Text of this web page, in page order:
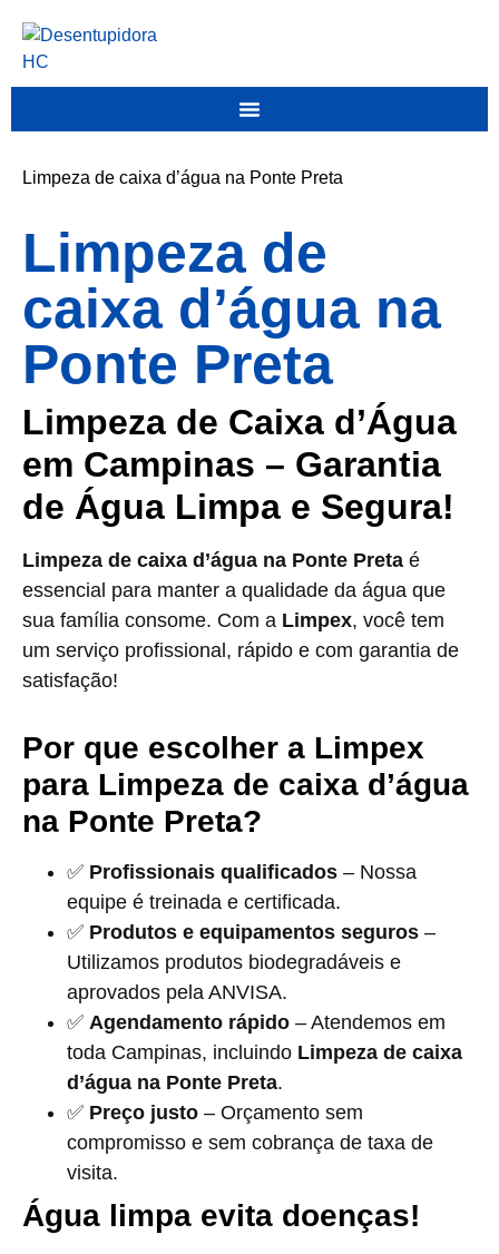
Limpeza de caixa d’água na Ponte Preta
Limpeza de
caixa d’água na
Ponte Preta
Limpeza de Caixa d’Água
em Campinas – Garantia
de Água Limpa e Segura!
Limpeza de caixa d’água na Ponte Preta é
essencial para manter a qualidade da água que
sua família consome. Com a Limpex, você tem
um serviço profissional, rápido e com garantia de
satisfação!
Por que escolher a Limpex
para Limpeza de caixa d’água
na Ponte Preta?
✅ Profissionais qualificados – Nossa
equipe é treinada e certificada.
✅ Produtos e equipamentos seguros –
Utilizamos produtos biodegradáveis e
aprovados pela ANVISA.
✅ Agendamento rápido – Atendemos em
toda Campinas, incluindo Limpeza de caixa
d’água na Ponte Preta.
✅ Preço justo – Orçamento sem
compromisso e sem cobrança de taxa de
visita.
Água limpa evita doenças!